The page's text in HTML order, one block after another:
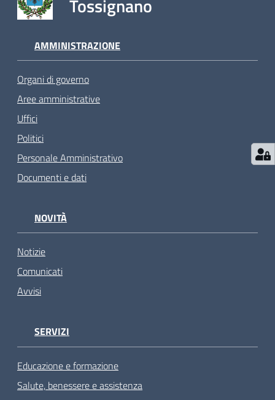
Tossignano
AMMINISTRAZIONE
Organi di governo
Aree amministrative
Uffici
Politici
Personale Amministrativo
Documenti e dati
NOVITÀ
Notizie
Comunicati
Avvisi
SERVIZI
Educazione e formazione
Salute, benessere e assistenza